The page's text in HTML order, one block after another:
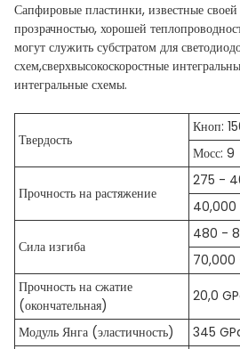
Сапфировые пластинки, известные
прозрачностью, хорошей
могут служить субстратом для
схем,сверхвысокоскоростные
интегральные схемы.
Твердость
Кноп:
Мосс: 9
Прочность на растяжение
275 -
Сила изгиба
480 -
70,000
Прочность на сжатие
(окончательная)
20,0
Модуль Янга (эластичность)
345